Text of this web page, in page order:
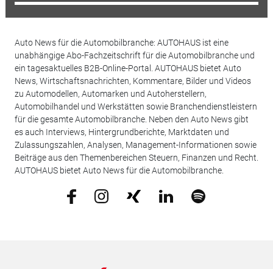
Auto News für die Automobilbranche: AUTOHAUS ist eine
unabhängige Abo-Fachzeitschrift für die Automobilbranche und
ein tagesaktuelles B2B-Online-Portal. AUTOHAUS bietet Auto
News, Wirtschaftsnachrichten, Kommentare, Bilder und Videos
zu Automodellen, Automarken und Autoherstellern,
Automobilhandel und Werkstätten sowie Branchendienstleistern
für die gesamte Automobilbranche. Neben den Auto News gibt
es auch Interviews, Hintergrundberichte, Marktdaten und
Zulassungszahlen, Analysen, Management-Informationen sowie
Beiträge aus den Themenbereichen Steuern, Finanzen und Recht.
AUTOHAUS bietet Auto News für die Automobilbranche.